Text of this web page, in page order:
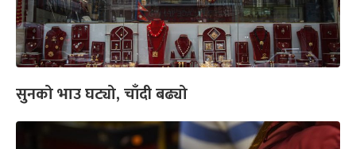
सुनको भाउ घट्यो, चाँदी बढ्यो